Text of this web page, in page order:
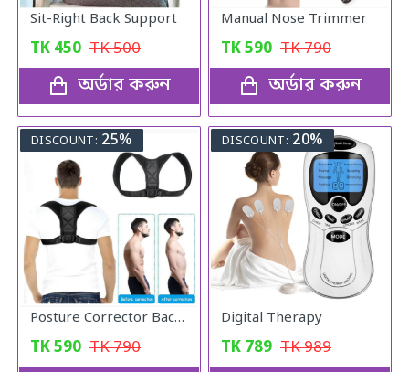
Sit-Right Back Support
TK 450 TK500
অর্ডার করুন
Manual Nose Trimmer
TK590 TK790
অর্ডার করুন
DISCOUNT: 25%
Posture Corrector Back Adjustable Posture
TK590 TK790
DISCOUNT: 20%
Digital Therapy
TK 789 TK989